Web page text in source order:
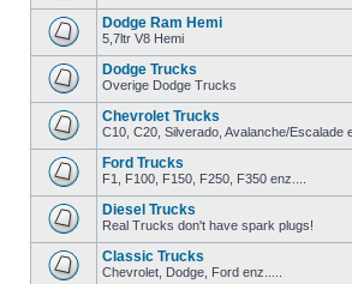
Dodge Ram Hemi
5,7ltr V8 Hemi
Dodge Trucks
Overige Dodge Trucks
Chevrolet Trucks
C10, C20, Silverado, Avalanche/Escalade
Ford Trucks
F1, F100, F150, F250, F350 enz....
Diesel Trucks
Real Trucks don't have spark plugs!
Classic Trucks
Chevrolet, Dodge, Ford enz.....